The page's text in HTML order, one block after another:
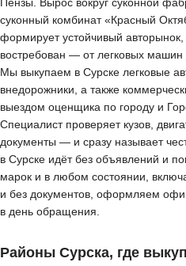
суконный комбинат «Красный
формирует устойчивый авторынок,
востребован — от легковых машин
Мы выкупаем в Сурске легковые
внедорожники, а также
выездом оценщика по городу и
Специалист проверяет кузов,
документы — и сразу называет
в Сурске идёт без объявлений и
марок и в любом состоянии,
и без документов, оформляем
в день обращения.
Районы Сурска, где